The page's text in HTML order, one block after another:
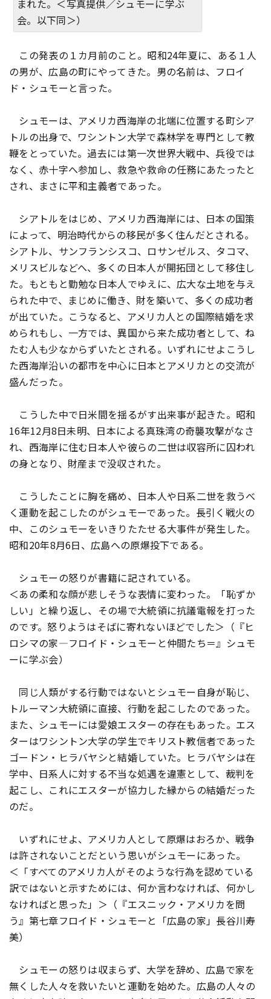
まれた。＜写真提供／シュモーに学ぶ
会。以下同＞）
この発表の１カ月前のこと。昭和24年夏に、ある１人
の男が、広島の町にやってきた。男の名前は、フロイ
ド・シュモーと言った。
シュモーは、アメリカ西海岸の北端に位置する町シア
トルの出身で、ワシントン大学で森林学を専門として教
鞭をとっていた。過去には第一次世界大戦中、兵役では
なく、赤十字へ参加し、救急や救命の任務にあたったと
され、まさに平和主義者であった。
シアトルをはじめ、アメリカ西海岸には、日本の国策
によって、明治時代からの移民が多く住んだとされる。
シアトル、サンフランシスコ、ロサンゼルス、タコマ、
メリスビルなどへ、多くの日本人が開拓団として移住し
た。もともと勤勉な日本人でゆえに、広大な土地を与え
られた中で、まじめに働き、財を築いて、多くの成功者
が出ていた。こうなると、アメリカ人との国際結婚を求
められもし、一方では、異国から来た成功者として、ね
たむ人も少なからずいたとされる。いずれにせよこうし
た西海岸沿いの都市を中心に日本とアメリカとの交流が
盛んだった。
こうした中で日米間を揺るがす出来事が起きた。昭和
16年12月8日未明、日本による真珠湾の奇襲攻撃がなさ
れ、西海岸に住む日本人や彼らの二世は収容所に囚われ
の身となり、財産まで没収された。
こうしたことに胸を痛め、日本人や日系二世を救うべ
く運動を起こしたのがシュモーであった。長引く戦火の
中、このシュモーをいきりたたせる大事件が発生した。
昭和20年8月6日、広島への原爆投下である。
シュモーの怒りが書籍に記されている。
＜あの柔和な顔が悲しそうな表情に変わった。「恥ずか
しい」と繰り返し、その場で大統領に抗議電報を打った
のです。怒りようはそばに寄れないほどでした＞（『ヒ
ロシマの家―フロイド・シュモーと仲間たち＝』シュモ
ーに学ぶ会）
同じ人類がする行動ではないとシュモー自身が恥じ、
トルーマン大統領に直接、行動を起こしたのであった。
また、シュモーには愛娘エスターの存在もあった。エス
ターはワシントン大学の学生でキリスト教信者であった
ゴードン・ヒラバヤシと結婚していた。ヒラバヤシは在
学中、日系人に対する不当な処遇を違憲として、裁判を
起こし、これにエスターが協力した縁からの結婚だった
のだ。
いずれにせよ、アメリカ人として原爆はおろか、戦争
は許されないことだという思いがシュモーにあった。
＜「すべてのアメリカ人がそのような行為を認めている
訳ではないと示すためには、何か言わなければ、何かし
なければと思った」＞（『エスニック・アメリカを問
う』第七章フロイド・シュモーと「広島の家」長谷川寿
美）
シュモーの怒りは収まらず、大学を辞め、広島で家を
無くした人々を救いたいと運動を始めた。広島の人々の